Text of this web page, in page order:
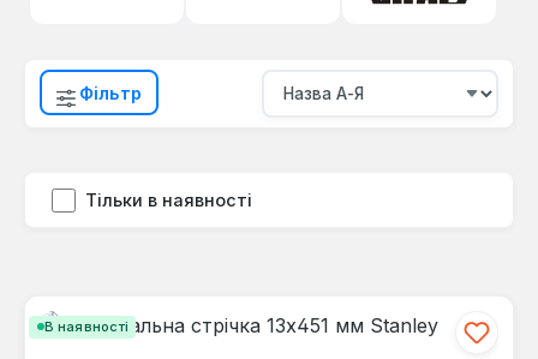
Фільтр
Тільки в наявності
В наявності